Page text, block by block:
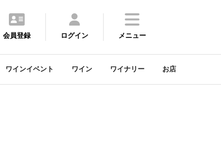
会員登録 ログイン メニュー
ワインイベント ワイン ワイナリー お店